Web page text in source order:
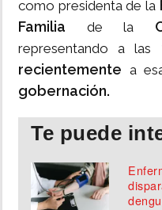
como presidenta de la
Familia de la
representando a las
recientemente a
gobernación.
Te puede